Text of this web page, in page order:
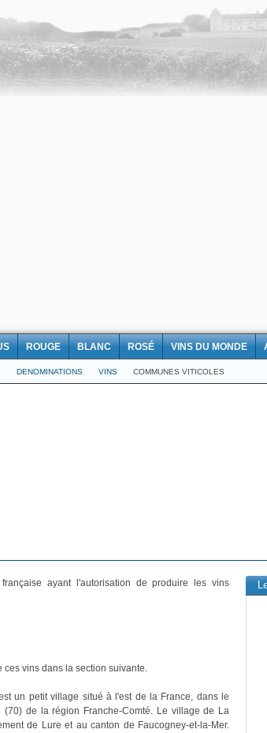
ROUGE BLANC ROSÉ VINS DU MONDE
DENOMINATIONS VINS COMMUNES VITICOLES
ayant l'autorisation de produire les vins
ces vins dans la section suivante.
un petit village situé à l'est de la France, dans le
(70) de la région Franche-Comté. Le village de La
de Lure et au canton de Faucogney-et-la-Mer.